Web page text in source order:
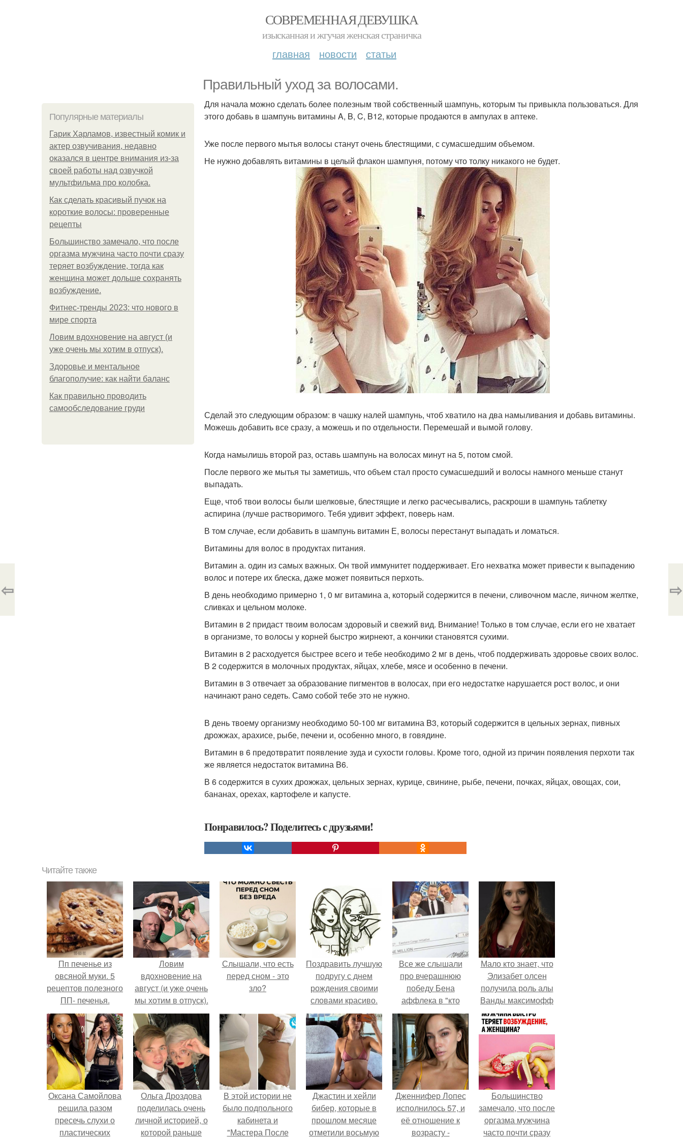
СОВРЕМЕННАЯ ДЕВУШКА
изысканная и жгучая женская страничка
главная новости статьи
Правильный ухoд за волосами.
Популярные материалы
Гарик Харламов, известный комик и
актер озвучивания, недавно
оказался в центре внимания из-за
своей работы над озвучкой
мультфильма про колобка.
Как сделать красивый пучок на
короткие волосы: проверенные
рецепты
Большинство замечало, что после
оргазма мужчина часто почти сразу
теряет возбуждение, тогда как
женщина может дольше сохранять
возбуждение.
Фитнес-тренды 2023: что нового в
мире спорта
Ловим вдохновение на август (и
уже очень мы хотим в отпуск).
Здоровье и ментальное
благополучие: как найти баланс
Как правильно проводить
самообследование груди
Для начала можно сделать более полезным твой собственный шампунь, которым ты привыкла пользоваться. Для
этого добавь в шампунь витамины A, B, C, B12, которые продаются в ампулах в аптеке.
Уже после первого мытья волосы станут очень блестящими, с сумасшедшим объемом.
Не нужно добавлять витамины в целый флакон шампуня, потому что толку никакого не будет.
Сделай это следующим образом: в чашку налей шампунь, чтоб хватило на два намыливания и добавь витамины.
Можешь добавить все сразу, а можешь и по отдельности. Перемешай и вымой голову.
Когда намылишь второй раз, оставь шампунь на волосах минут на 5, потом смой.
После первого же мытья ты заметишь, что объем стал просто сумасшедший и волосы намного меньше станут
выпадать.
Еще, чтоб твои волосы были шелковые, блестящие и легко расчесывались, раскроши в шампунь таблетку
аспирина (лучше растворимого. Тебя удивит эффект, поверь нам.
В том случае, если добавить в шампунь витамин Е, волосы перестанут выпадать и ломаться.
Витамины для волос в продуктах питания.
Витамин а. один из самых важных. Он твой иммунитет поддерживает. Его нехватка может привести к выпадению
волос и потере их блеска, даже может появиться перхоть.
В день необходимо примерно 1, 0 мг витамина а, который содержится в печени, сливочном масле, яичном желтке,
сливках и цельном молоке.
Витамин в 2 придаст твоим волосам здоровый и свежий вид. Внимание! Только в том случае, если его не хватает
в организме, то волосы у корней быстро жирнеют, а кончики становятся сухими.
Витамин в 2 расходуется быстрее всего и тебе необходимо 2 мг в день, чтоб поддерживать здоровье своих волос.
В 2 содержится в молочных продуктах, яйцах, хлебе, мясе и особенно в печени.
Витамин в 3 отвечает за образование пигментов в волосах, при его недостатке нарушается рост волос, и они
начинают рано седеть. Само собой тебе это не нужно.
В день твоему организму необходимо 50-100 мг витамина B3, который содержится в цельных зернах, пивных
дрожжах, арахисе, рыбе, печени и, особенно много, в говядине.
Витамин в 6 предотвратит появление зуда и сухости головы. Кроме того, одной из причин появления перхоти так
же является недостаток витамина B6.
В 6 содержится в сухих дрожжах, цельных зернах, курице, свинине, рыбе, печени, почках, яйцах, овощах, сои,
бананах, орехах, картофеле и капусте.
Понравилось? Поделитесь с друзьями!
⇦ ⇨
Читайте также
Пп печенье из
овсяной муки. 5
рецептов полезного
ПП- печенья.
Ловим
вдохновение на
август (и уже очень
мы хотим в отпуск).
Слышали, что есть
перед сном - это
зло?
Поздравить лучшую
подругу с днем
рождения своими
словами красиво.
100 слов о лучшей
подруге
Все же слышали
про вчерашнюю
победу Бена
аффлека в "кто
хочет стать
миллионером?
Мало кто знает, что
Элизабет олсен
получила роль алы
Ванды максимофф
не сразу.
Оксана Самойлова
решила разом
пресечь слухи о
пластических
Ольга Дроздова
поделилась очень
личной историей, о
которой раньше
В этой истории не
было подпольного
кабинета и
"Мастера После
Джастин и хейли
бибер, которые в
прошлом месяце
отметили восьмую
Дженнифер Лопес
исполнилось 57, и
её отношение к
возрасту -
Большинство
замечало, что после
оргазма мужчина
часто почти сразу